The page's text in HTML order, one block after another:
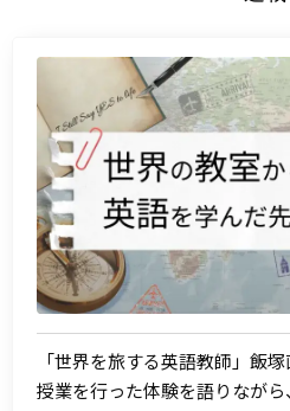
「世界を旅する英語教師」飯
授業を行った体験を語りなが